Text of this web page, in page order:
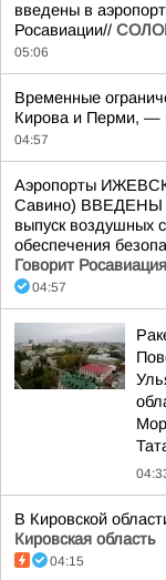
введены в
Росавиации//
05:06
Временные
Кирова и Перми, —
04:57
Аэропорты
Савино) ВВЕДЕНЫ
выпуск воздушных
обеспечения
Говорит Росавиация
04:57
В Кировской
Кировская область
04:15